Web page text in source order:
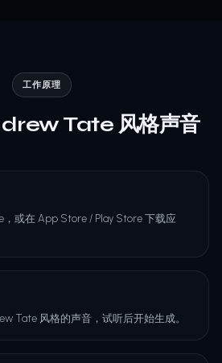
工作原理
Tate 风格声音
或在 App Store / Play Store 下载应
Tate 风格的声音，试听后开始生成。